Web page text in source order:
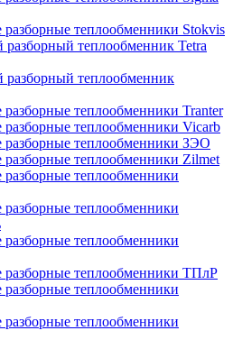
разборные теплообменники Stokvis
разборный теплообменник Tetra
разборный теплообменник
теплообменники Tranter
разборные теплообменники Vicarb
разборные теплообменники ЗЭО
разборные теплообменники Zilmet
разборные теплообменники
разборные теплообменники
разборные теплообменники
разборные теплообменники ТПлР
разборные теплообменники
разборные теплообменники